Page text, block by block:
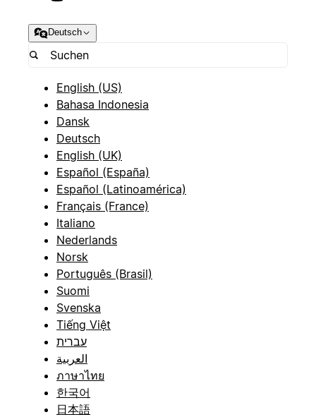
Deutsch
English (US)
Bahasa Indonesia
Dansk
Deutsch
English (UK)
Español (España)
Español (Latinoamérica)
Français (France)
Italiano
Nederlands
Norsk
Português (Brasil)
Suomi
Svenska
Tiếng Việt
עברית
العربية
ภาษาไทย
한국어
日本語